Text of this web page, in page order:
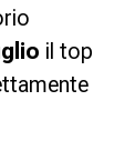
il top